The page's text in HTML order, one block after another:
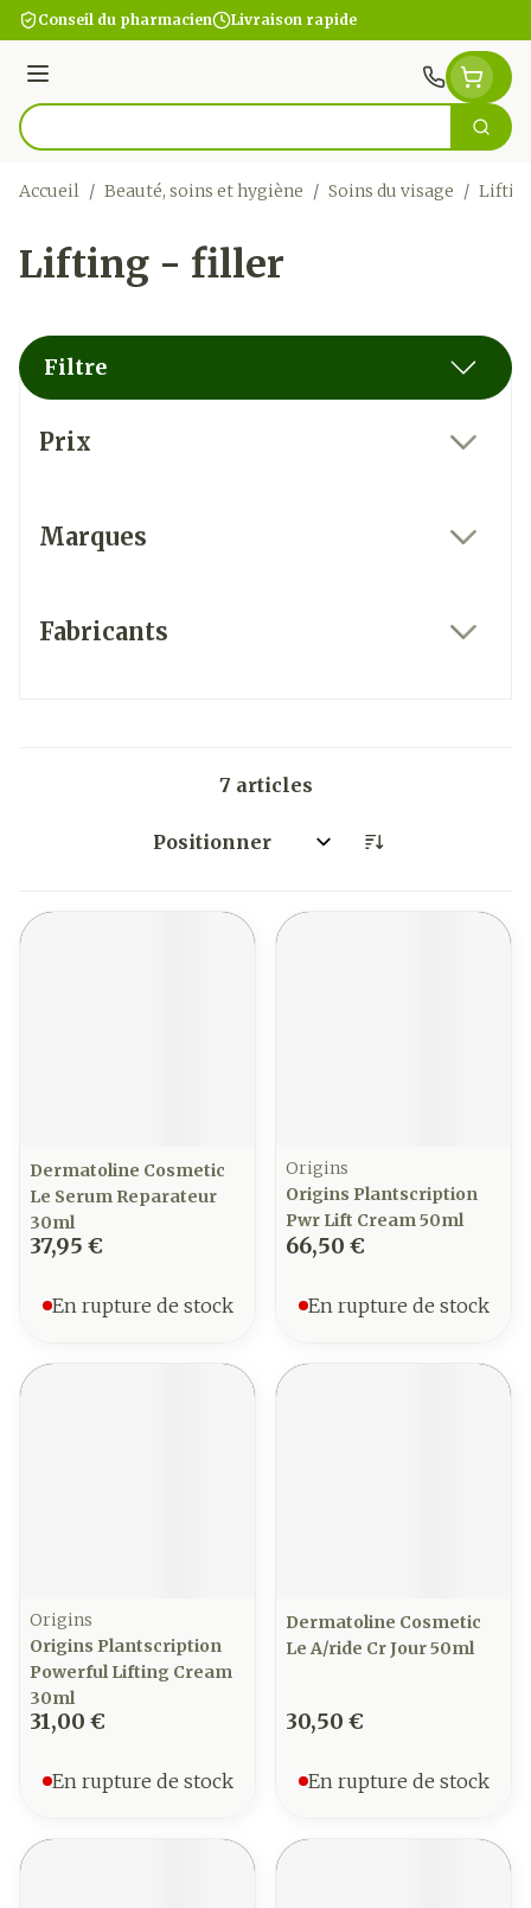
Aller au contenu
Conseil du pharmacien Livraison rapide
Menu
Rechercher
Accueil / Beauté, soins et hygiène / Soins du visage /
Lifting - filler
Filtre
Prix
Marques
Fabricants
7 articles
Trier par:
Dermatoline Cosmetic
Le Serum Reparateur
30ml
37,95 €
En rupture de stock
Origins
Origins Plantscription
Pwr Lift Cream 50ml
66,50 €
En rupture de stock
Origins
Origins Plantscription
Powerful Lifting Cream
30ml
31,00 €
En rupture de stock
Dermatoline Cosmetic
Le A/ride Cr Jour 50ml
30,50 €
En rupture de stock